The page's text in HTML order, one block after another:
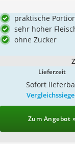
praktische
sehr hoher
ohne Zucker
Lieferzeit
Sofort
Zum Angebot »